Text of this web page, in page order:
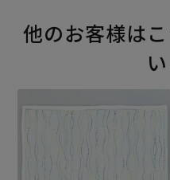
他のお客様は